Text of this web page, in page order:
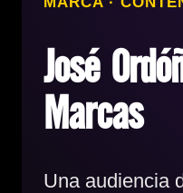
José
Marcas
Una audiencia